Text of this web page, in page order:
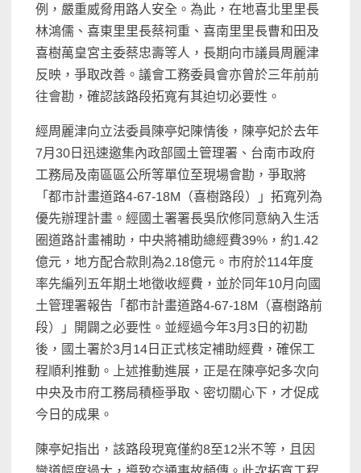
例，嚴重威脅用路人安全。為此，在地喜北里里長
林鴻儒、喜東里里長蔡祠重、喜南里里長曹和田及
喜樹萬皇宮主委蔡忠壽等人，長期向市議員周麗津
反映，爭取改善。議會工務委員會亦曾於三年前前
往會勘，確認該路段拓寬有其迫切必要性。
經周麗津向立法委員陳亭妃陳情後，陳亭妃於去年
7月30日迅速邀集內政部國土管理署、台南市政府
工務局及南區區公所等單位至現場會勘，爭取將
「都市計畫道路4-67-18M（喜樹路段）」拓寬列為
優先辦理計畫。經國土署署長吳欣修同意納入生活
圈道路計畫補助，中央將補助總經費39%，約1.42
億元，地方配合款則為2.18億元。市府於114年度
率先編列五年期土地徵收經費，並於同年10月向國
土管理署報告「都市計畫道路4-67-18M（喜樹路前
段）」開闢之必要性。並經過今年3月3日的初勘
後，國土署於3月14日正式核定補助經費，確保工
程順利推動。上述推動進展，正是在陳亭妃多次向
中央及市府工務局積極爭取、密切關心下，才促成
今日的成果。
陳亭妃指出，該路段現寬僅約8至12米不等，且因